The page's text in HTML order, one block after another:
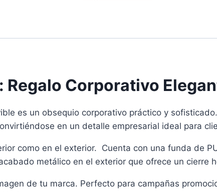
Corporativo
es un obsequio corporativo práctico y
en un detalle empresarial ideal para
como en el exterior. Cuenta con una funda de
metálico en el exterior que ofrece un cierre
de tu marca. Perfecto para campañas